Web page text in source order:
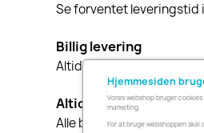
Se forventet
Billig levering
Altid gratis levering i
Altid diskret
Alle bestillinger leveres i
Hjemmesiden
Vores webshop bruger
marketing.
For at bruge webshoppen